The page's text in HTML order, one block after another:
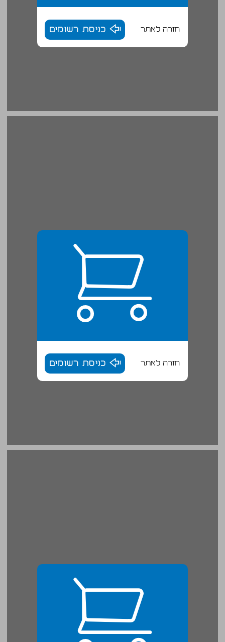
חזרה לאתר כניסת רשומים
חזרה לאתר כניסת רשומים